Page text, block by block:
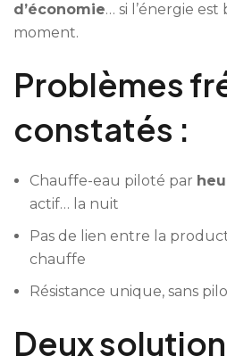
d’économie… si l’énergie
moment.
Problèmes
constatés :
Chauffe-eau piloté par
actif… la nuit
Pas de lien entre la
chauffe
Résistance unique, sans
Deux